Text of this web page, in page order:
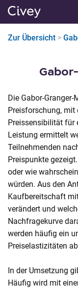
u
t
a
Zur Übersicht >
Die Gabor-
Preisforschung,
Preissensibilität für
Leistung ermittelt
Teilnehmenden
Preispunkte
oder wie
würden. Aus den
Kaufbereitschaft
verändert und
Nachfragekurve
werden häufig ein
Preiselastizitäten
In der Umsetzung
Häufig wird mit